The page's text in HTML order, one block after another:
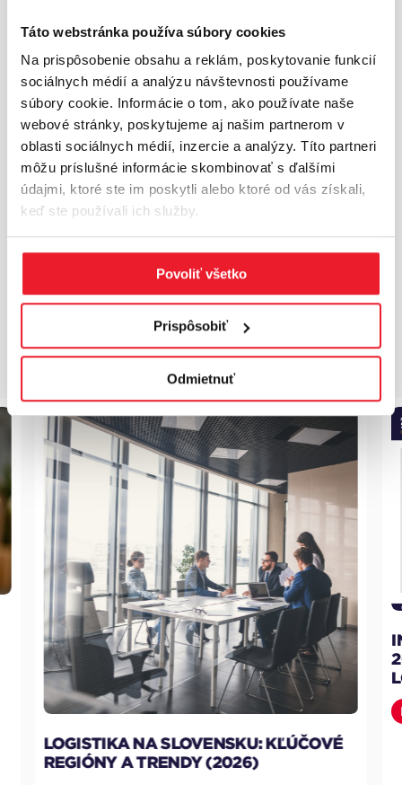
Táto webstránka používa súbory cookies
Na prispôsobenie obsahu a reklám, poskytovanie funkcií
sociálnych médií a analýzu návštevnosti používame
súbory cookie. Informácie o tom, ako používate naše
webové stránky, poskytujeme aj našim partnerom v
oblasti sociálnych médií, inzercie a analýzy. Títo partneri
môžu príslušné informácie skombinovať s ďalšími
údajmi, ktoré ste im poskytli alebo ktoré od vás získali,
keď ste používali ich služby.
Povoliť všetko
Prispôsobiť
Odmietnuť
Adriana Vlasatá
Junior Marketing Specialist
+421 910 267 097
adriana.vlasata@cushwake.com
ČO JE NOVÉ V CUSHWAKE
INDUSTRIAL?
LOGISTIKA NA SLOVENSKU: KĽÚČOVÉ
REGIÓNY A TRENDY (2026)